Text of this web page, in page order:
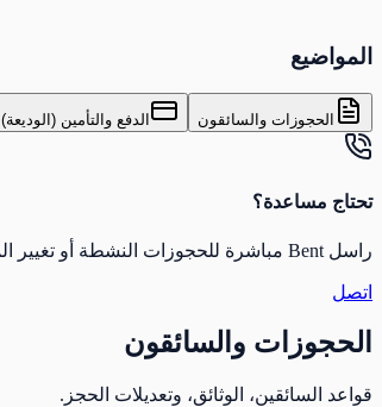
المواضيع
الحجوزات والسائقون الدفع والتأمين (الوديعة)
تحتاج مساعدة؟
راسل Bent مباشرة للحجوزات النشطة أو تغيير المواعيد.
اتصل
الحجوزات والسائقون
قواعد السائقين، الوثائق، وتعديلات الحجز.